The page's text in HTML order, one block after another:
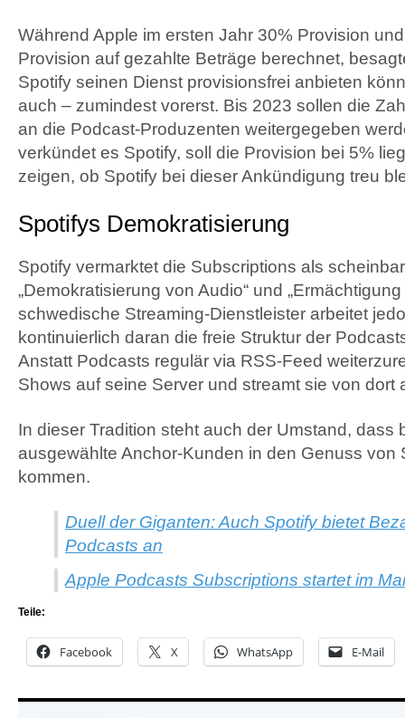
Während Apple im ersten Jahr 30% Provision
Provision auf gezahlte Beträge berechnet,
Spotify seinen Dienst provisionsfrei anbieten
auch – zumindest vorerst. Bis 2023 sollen die
an die Podcast-Produzenten weitergegeben
verkündet es Spotify, soll die Provision bei 5%
zeigen, ob Spotify bei dieser Ankündigung treu
Spotifys Demokratisierung
Spotify vermarktet die Subscriptions als
„Demokratisierung von Audio“ und
schwedische Streaming-Dienstleister arbeitet
kontinuierlich daran die freie Struktur der
Anstatt Podcasts regulär via RSS-Feed
Shows auf seine Server und streamt sie von dort
In dieser Tradition steht auch der Umstand, dass
ausgewählte Anchor-Kunden in den Genuss von
kommen.
Duell der Giganten: Auch Spotify bietet
Podcasts an
Apple Podcasts Subscriptions startet im Mai
Teile:
Facebook X WhatsApp E-Mail